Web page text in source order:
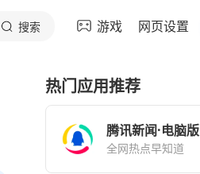
搜索 游戏 网页设置
热门应用推荐
腾讯新闻·电脑版
全网热点早知道